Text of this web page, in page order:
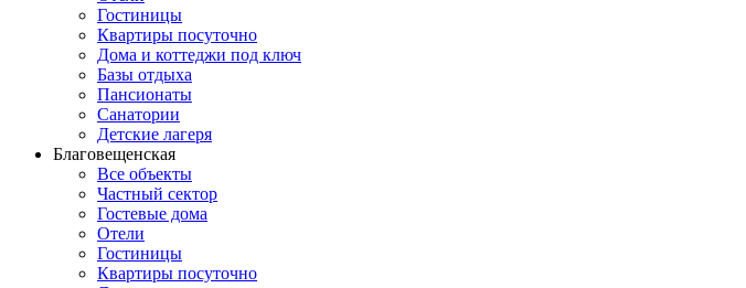
Гостиницы
Квартиры посуточно
Дома и коттеджи под ключ
Базы отдыха
Пансионаты
Санатории
Детские лагеря
Благовещенская
Все объекты
Частный сектор
Гостевые дома
Отели
Гостиницы
Квартиры посуточно